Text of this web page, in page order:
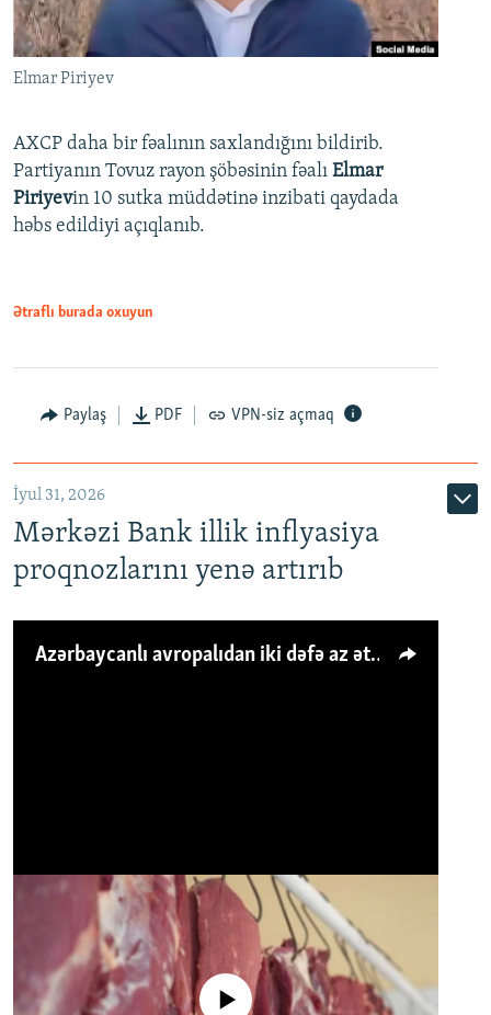
Elmar Piriyev
AXCP daha bir fəalının saxlandığını bildirib.
Partiyanın Tovuz rayon şöbəsinin fəalı Elmar
Piriyevin 10 sutka müddətinə inzibati qaydada
həbs edildiyi açıqlanıb.
Ətraflı burada oxuyun
Paylaş PDF VPN-siz açmaq
İyul 31, 2026
Mərkəzi Bank illik inflyasiya
proqnozlarını yenə artırıb
Azərbaycanlı avropalıdan iki dəfə az ət yeyir, amma... 'Qiymət artımı qaçılmazdır'
No media source currently available